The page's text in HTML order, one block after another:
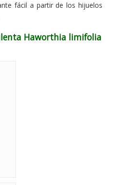
fácil a partir de los hijuelos
Haworthia limifolia